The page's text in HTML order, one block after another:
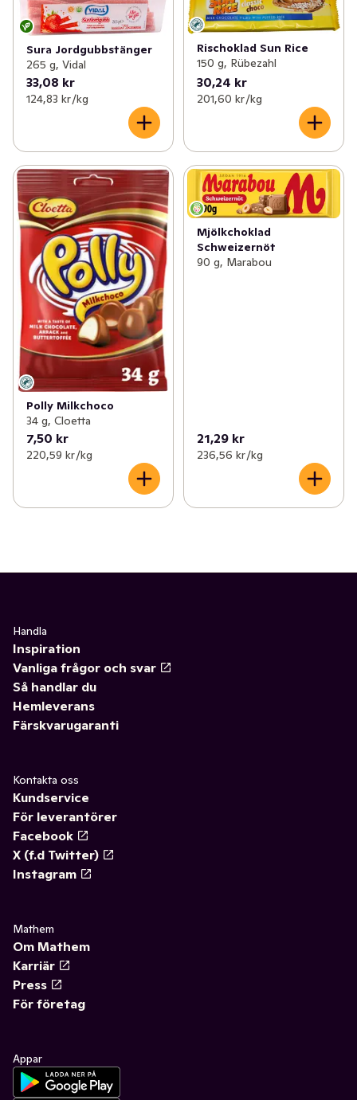
Sura Jordgubbstänger
265 g, Vidal
33,08 kr
124,83 kr /kg
Rischoklad Sun Rice
150 g, Rübezahl
30,24 kr
201,60 kr /kg
Polly Milkchoco
34 g, Cloetta
7,50 kr
220,59 kr /kg
Mjölkchoklad
Schweizernöt
90 g, Marabou
21,29 kr
236,56 kr /kg
Handla
Inspiration
Vanliga frågor och svar
Så handlar du
Hemleverans
Färskvarugaranti
Kontakta oss
Kundservice
För leverantörer
Facebook
X (f.d Twitter)
Instagram
Mathem
Om Mathem
Karriär
Press
För företag
Appar